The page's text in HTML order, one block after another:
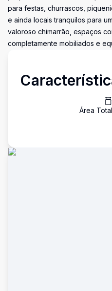
para festas, churrascos,
e ainda locais tranquilos para
valoroso chimarrão, espaços
completamente mobiliados e
Área Total